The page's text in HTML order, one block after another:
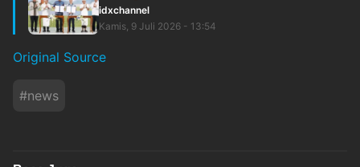
idxchannel
Kamis, 9 Juli 2026 - 13:54
Original Source
#news